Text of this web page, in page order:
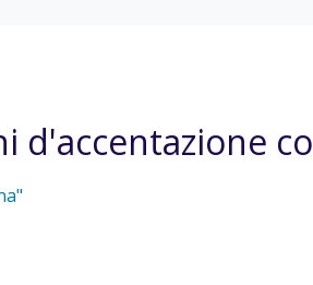
d'accentazione